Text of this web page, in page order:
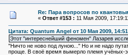
Re: Пара вопросов по
« Ответ #153 : 11 Мая 2009,
Цитата: Quantum Angel от 10 Мая 2009,
Этот "интереснейший феномен" Лазарев
"Ничто не ново под луною..." Но и не надо
проще. В своё время вымерло племя учёных-